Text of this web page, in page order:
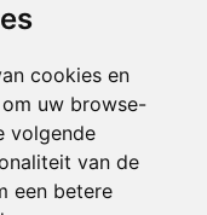
cookies en
uw browse-
volgende
van de
een betere